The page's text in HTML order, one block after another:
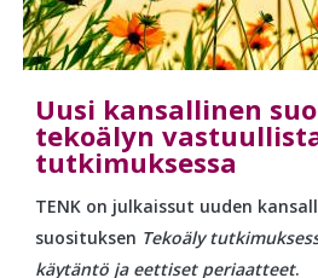
Uusi kansallinen
tekoälyn
tutkimuksessa
TENK on julkaissut uuden
suosituksen Tekoäly
käytäntö ja eettiset periaatteet.